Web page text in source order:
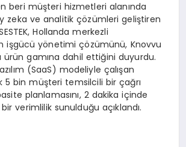
beri müşteri hizmetleri alanında
zeka ve analitik çözümleri geliştiren
Hollanda merkezli
işgücü yönetimi çözümünü, Knovvu
ürün gamına dahil ettiğini duyurdu.
(SaaS) modeliyle çalışan
5 bin müşteri temsilcili bir çağrı
planlamasını, 2 dakika içinde
verimlilik sunulduğu açıklandı.